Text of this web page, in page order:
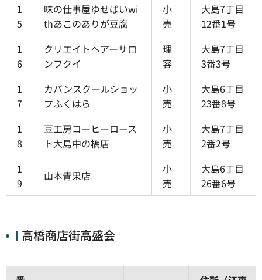
1
5
味の仕事屋ゆせばいwi
thあこのありが豆腐
小
売
大島7丁目
12番1号
1
6
クリエイトヘアーサロ
ンフクイ
理
容
大島7丁目
3番3号
1
7
カバンスクールショッ
プふくはら
小
売
大島6丁目
23番8号
1
8
豆工房コーヒーロース
ト大島中の橋店
小
売
大島7丁目
2番2号
1
9
山本青果店
小
売
大島6丁目
26番6号
高橋商店街高盛会